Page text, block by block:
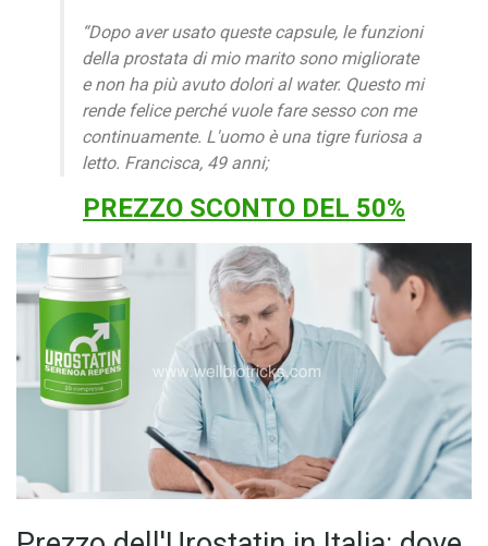
“Dopo aver usato queste capsule, le funzioni
della prostata di mio marito sono migliorate
e non ha più avuto dolori al water. Questo mi
rende felice perché vuole fare sesso con me
continuamente. L'uomo è una tigre furiosa a
letto. Francisca, 49 anni;
PREZZO SCONTO DEL 50%